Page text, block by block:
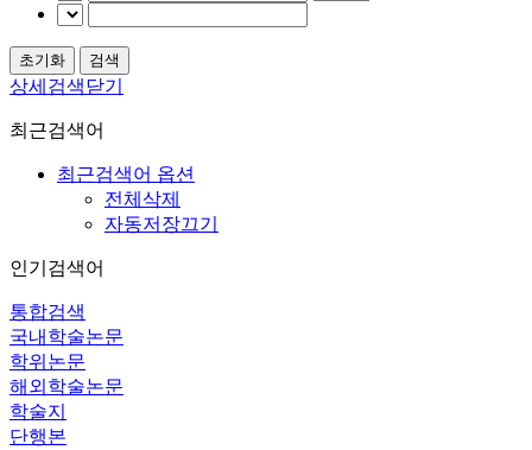
상세검색닫기
최근검색어
최근검색어 옵션
전체삭제
자동저장끄기
인기검색어
통합검색
국내학술논문
학위논문
해외학술논문
학술지
단행본